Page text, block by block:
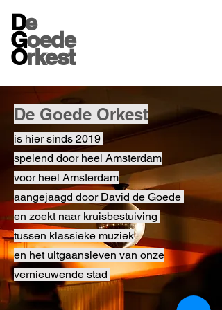
De
Goede
Orkest
De Goede Orkest
is hier sinds 2019
spelend door heel Amsterdam
voor heel Amsterdam
aangejaagd door David de Goede
en zoekt naar kruisbestuiving
tussen klassieke muziek
en het uitgaansleven van onze
vernieuwende stad